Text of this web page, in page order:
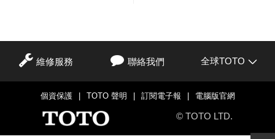
維修服務 聯絡我們 全球TOTO
個資保護 TOTO 聲明 訂閱電子報 電腦版官網
© TOTO LTD.